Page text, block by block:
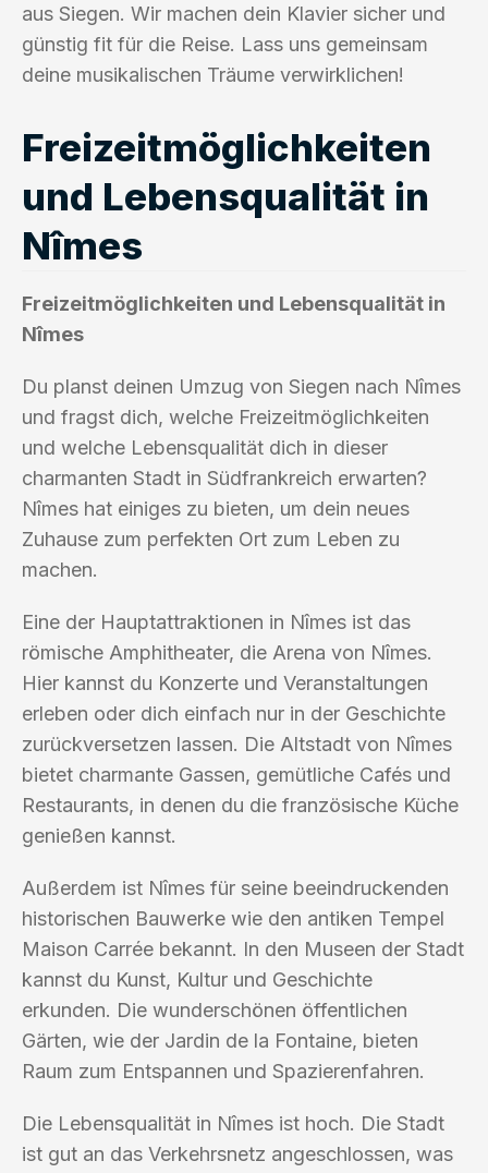
aus Siegen. Wir machen dein Klavier sicher und
günstig fit für die Reise. Lass uns gemeinsam
deine musikalischen Träume verwirklichen!
Freizeitmöglichkeiten
und Lebensqualität in
Nîmes
Freizeitmöglichkeiten und Lebensqualität in
Nîmes
Du planst deinen Umzug von Siegen nach Nîmes
und fragst dich, welche Freizeitmöglichkeiten
und welche Lebensqualität dich in dieser
charmanten Stadt in Südfrankreich erwarten?
Nîmes hat einiges zu bieten, um dein neues
Zuhause zum perfekten Ort zum Leben zu
machen.
Eine der Hauptattraktionen in Nîmes ist das
römische Amphitheater, die Arena von Nîmes.
Hier kannst du Konzerte und Veranstaltungen
erleben oder dich einfach nur in der Geschichte
zurückversetzen lassen. Die Altstadt von Nîmes
bietet charmante Gassen, gemütliche Cafés und
Restaurants, in denen du die französische Küche
genießen kannst.
Außerdem ist Nîmes für seine beeindruckenden
historischen Bauwerke wie den antiken Tempel
Maison Carrée bekannt. In den Museen der Stadt
kannst du Kunst, Kultur und Geschichte
erkunden. Die wunderschönen öffentlichen
Gärten, wie der Jardin de la Fontaine, bieten
Raum zum Entspannen und Spazierenfahren.
Die Lebensqualität in Nîmes ist hoch. Die Stadt
ist gut an das Verkehrsnetz angeschlossen, was